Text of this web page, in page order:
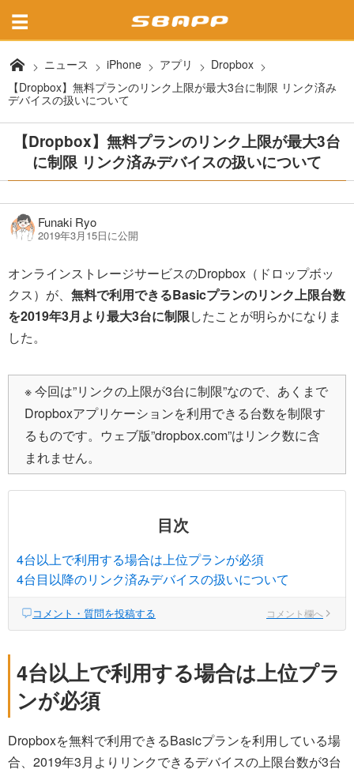
ニュース iPhone アプリ
Dropbox
【Dropbox】無料プランのリンク上限が最大3台に制限 リンク済み
デバイスの扱いについて
【Dropbox】無料プランのリンク上限が最大3台
に制限 リンク済みデバイスの扱いについて
Funaki Ryo
2019年3月15日に公開
オンラインストレージサービスのDropbox（ドロップボッ
クス）が、 無料で利用できるBasicプランのリンク上限台数
を2019年3月より最大3台に制限したことが明らかになりま
した。
※ 今回は”リンクの上限が3台に制限”なので、あくまで
Dropboxアプリケーションを利用できる台数を制限す
るものです。ウェブ版”dropbox.com”はリンク数に含
まれません。
目次
4台以上で利用する場合は上位プランが必須
4台目以降のリンク済みデバイスの扱いについて
コメント・質問を投稿する コメント欄へ
4台以上で利用する場合は上位プラ
ンが必須
Dropboxを無料で利用できるBasicプランを利用している場
合、2019年3月よりリンクできるデバイスの上限台数が3台